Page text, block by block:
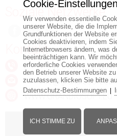
Soziale Netzwerke
Kontakt
+421 903 150 884
info@grandiosoft.eu
WWW.GRANDIOSOFT.EU
Cookie-Einstellungen
Wir verwenden essentielle
unserer Website, die die
Grundfunktionen der Website
Cookies deaktivieren, indem
Internetbrowsers ändern, was
beeinträchtigen kann. Wir
erforderliche Cookies
den Betrieb unserer Website
zuzulassen, klicken Sie bitte
Datenschutz-Bestimmungen|
ICH STIMME ZU